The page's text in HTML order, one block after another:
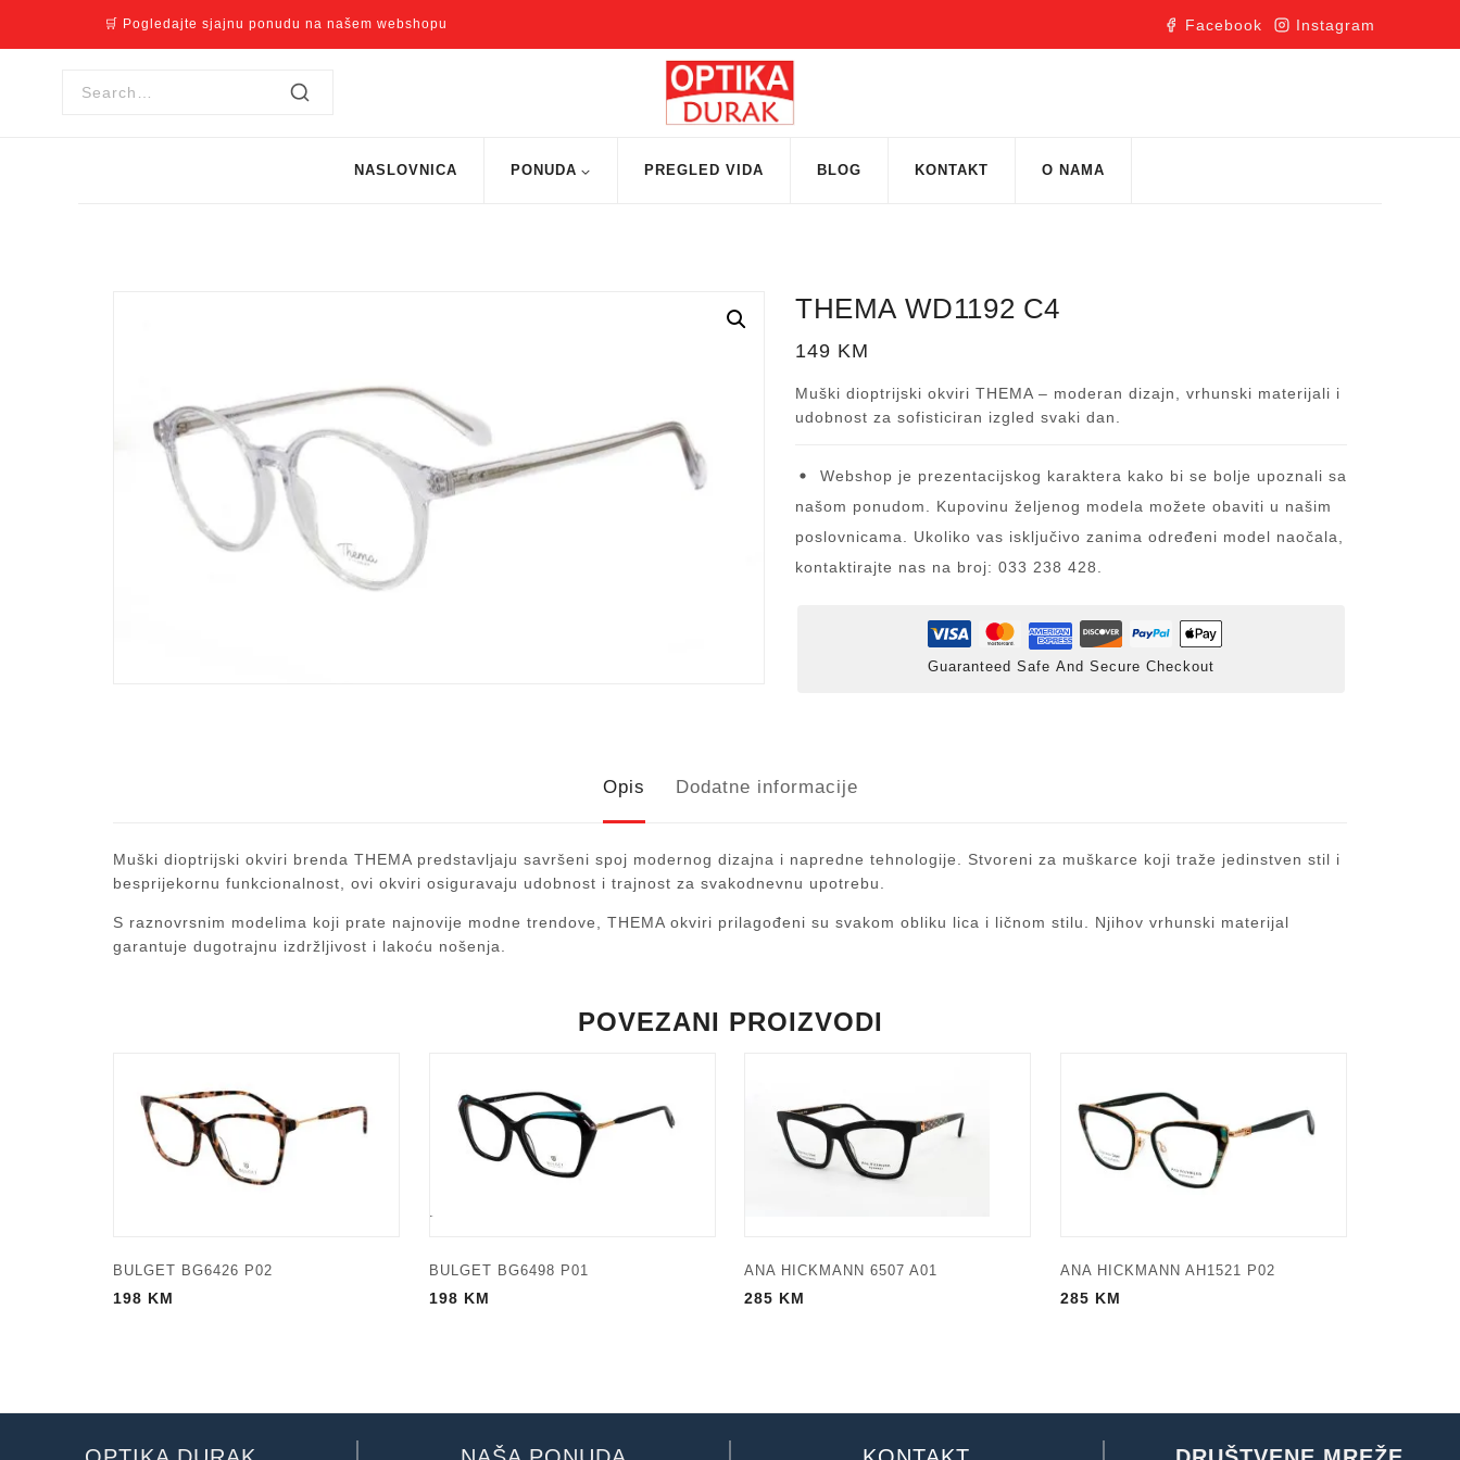
🛒 Pogledajte sjajnu ponudu na našem webshopu Facebook Instagram
NASLOVNICA PONUDA PREGLED VIDA BLOG KONTAKT O NAMA
THEMA WD1192 C4
149 KM
Muški dioptrijski okviri THEMA – moderan dizajn, vrhunski materijali i
udobnost za sofisticiran izgled svaki dan.
Webshop je prezentacijskog karaktera kako bi se bolje upoznali sa
našom ponudom. Kupovinu željenog modela možete obaviti u našim
poslovnicama. Ukoliko vas isključivo zanima određeni model naočala,
kontaktirajte nas na broj: 033 238 428.
Guaranteed Safe And Secure Checkout
Opis Dodatne informacije
Muški dioptrijski okviri brenda THEMA predstavljaju savršeni spoj modernog dizajna i napredne tehnologije. Stvoreni za muškarce koji traže jedinstven stil i
besprijekornu funkcionalnost, ovi okviri osiguravaju udobnost i trajnost za svakodnevnu upotrebu.
S raznovrsnim modelima koji prate najnovije modne trendove, THEMA okviri prilagođeni su svakom obliku lica i ličnom stilu. Njihov vrhunski materijal
garantuje dugotrajnu izdržljivost i lakoću nošenja.
POVEZANI PROIZVODI
BULGET BG6426 P02
198 KM
BULGET BG6498 P01
198 KM
ANA HICKMANN 6507 A01
285 KM
ANA HICKMANN AH1521 P02
285 KM